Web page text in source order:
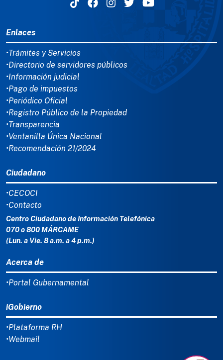
Enlaces
•Trámites y Servicios
•Directorio de servidores públicos
•Información judicial
•Pago de impuestos
•Periódico Oficial
•Registro Público de la Propiedad
•Transparencia
•Ventanilla Única Nacional
•Recomendación 21/2024
Ciudadano
•CECOCI
•Contacto
Centro Ciudadano de Información Telefónica
070 o 800 MÁRCAME
(Lun. a Vie. 8 a.m. a 4 p.m.)
Acerca de
•Portal Gubernamental
iGobierno
•Plataforma RH
•Webmail